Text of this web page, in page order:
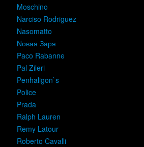
Moschino
Narciso Rodriguez
Nasomatto
Nовая Заря
Paco Rabanne
Pal Zileri
Penhaligon`s
Police
Prada
Ralph Lauren
Remy Latour
Roberto Cavalli